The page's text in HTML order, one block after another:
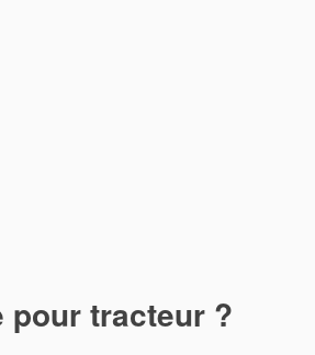
tracteur ?